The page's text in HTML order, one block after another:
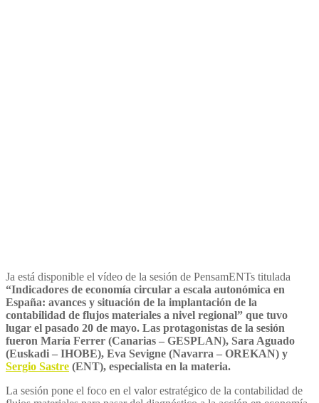
Ja está disponible el vídeo de la sesión de PensamENTs titulada
“Indicadores de economía circular a escala autonómica en
España: avances y situación de la implantación de la
contabilidad de flujos materiales a nivel regional” que tuvo
lugar el pasado 20 de mayo. Las protagonistas de la sesión
fueron María Ferrer (Canarias – GESPLAN), Sara Aguado
(Euskadi – IHOBE), Eva Sevigne (Navarra – OREKAN) y
Sergio Sastre (ENT), especialista en la materia.
La sesión pone el foco en el valor estratégico de la contabilidad de